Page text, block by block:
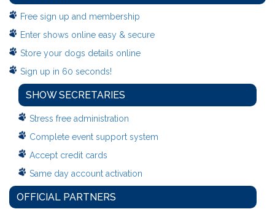
Free sign up and membership
Enter shows online easy & secure
Store your dogs details online
Sign up in 60 seconds!
SHOW SECRETARIES
Stress free administration
Complete event support system
Accept credit cards
Same day account activation
OFFICIAL PARTNERS